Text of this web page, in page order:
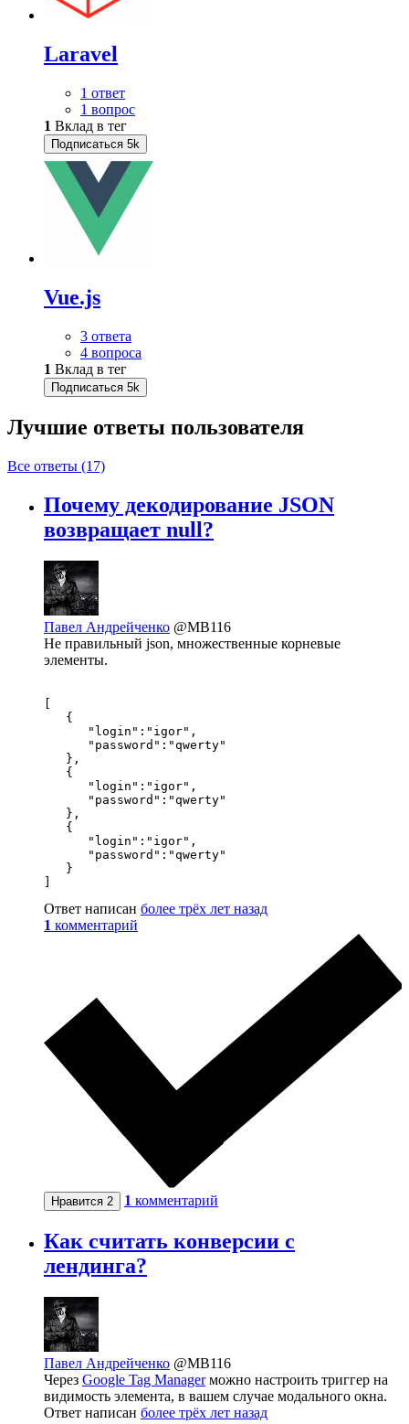
Laravel
1 ответ
1 вопрос
1 Вклад в тег
Подписаться 5k
Vue.js
3 ответа
4 вопроса
1 Вклад в тег
Подписаться 5k
Лучшие ответы пользователя
Все ответы (17)
Почему декодирование JSON
возвращает null?
Павел Андрейченко @MB116
Не правильный json, множественные корневые
элементы.
[
   {
      "login":"igor",
      "password":"qwerty"
   },
   {
      "login":"igor",
      "password":"qwerty"
   },
   {
      "login":"igor",
      "password":"qwerty"
   }
]
Ответ написан более трёх лет назад
1 комментарий
Нравится 2 1 комментарий
Как считать конверсии с
лендинга?
Павел Андрейченко @MB116
Через Google Tag Managerможно настроить триггер на
видимость элемента, в вашем случае модального окна.
Ответ написан более трёх лет назад